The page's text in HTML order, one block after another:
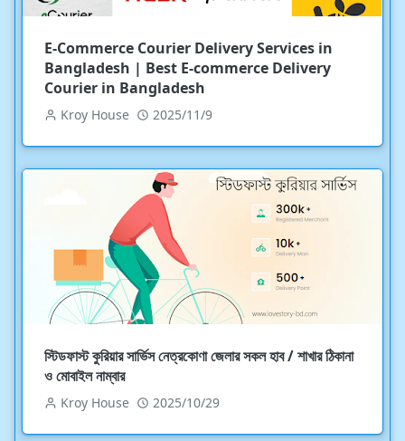
E-Commerce Courier Delivery Services in
Bangladesh | Best E-commerce Delivery
Courier in Bangladesh
Kroy House 2025/11/9
স্টিডফাস্ট কুরিয়ার সার্ভিস নেত্রকোণা জেলার সকল হাব / শাখার ঠিকানা
ও মোবাইল নাম্বার
Kroy House 2025/10/29